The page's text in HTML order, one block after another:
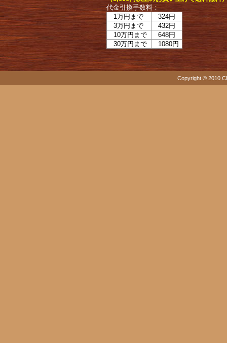
代金引換手数料：
1万円まで
324円
3万円まで
432円
10万円まで
648円
30万円まで
1080円
Copyright © 2010